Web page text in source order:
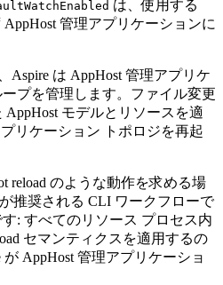
は、使用する
管理アプリケーションに
Aspire は AppHost 管理アプリケ
プを管理します。ファイル変更
モデルとリソースを適
リケーション トポロジを再起
reload のような動作を求める場
推奨される CLI ワークフローで
: すべてのリソース プロセス内
セマンティクスを適用するの
AppHost 管理アプリケーショ